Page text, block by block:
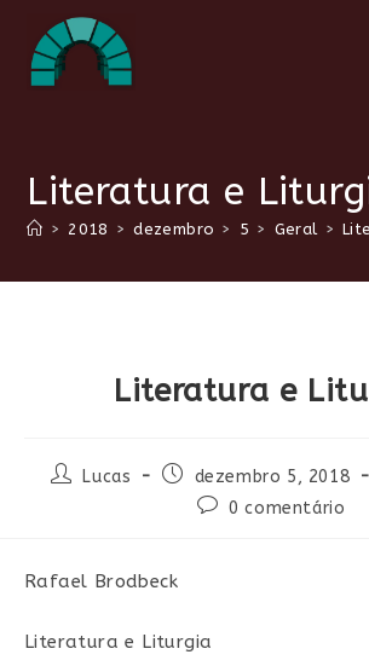
para
Literatura e
> 2018 > dezembro > 5 > Geral >
Literatura e
AutorLucas
Post
publicado:
dezembro 5, 2018
Comentários
0 comentário
Rafael Brodbeck
Literatura e Liturgia